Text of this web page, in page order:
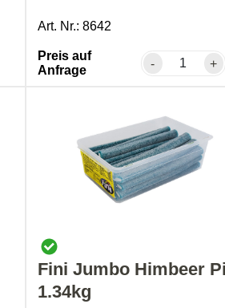
Art. Nr.: 8642
Preis auf
Anfrage
- +
Fini Jumbo Himbeer
1.34kg